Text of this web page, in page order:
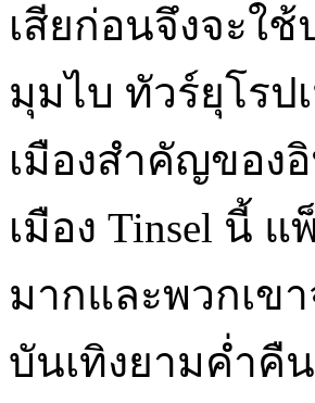
เสียก่อนจึงจะใ
มุมไบ ทัวร์ยุโรป
เมืองสำคัญของ
เมือง Tinsel นี้
มากและพวกเข
บันเทิงยามค่ำคื